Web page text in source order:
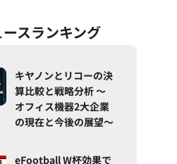
スランキング
キヤノンとリコーの決
算比較と戦略分析 ～
オフィス機器2大企業
の現在と今後の展望～
eFootball W杯効果で